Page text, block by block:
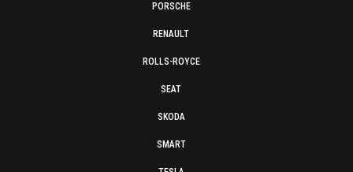
PORSCHE
RENAULT
ROLLS-ROYCE
SEAT
SKODA
SMART